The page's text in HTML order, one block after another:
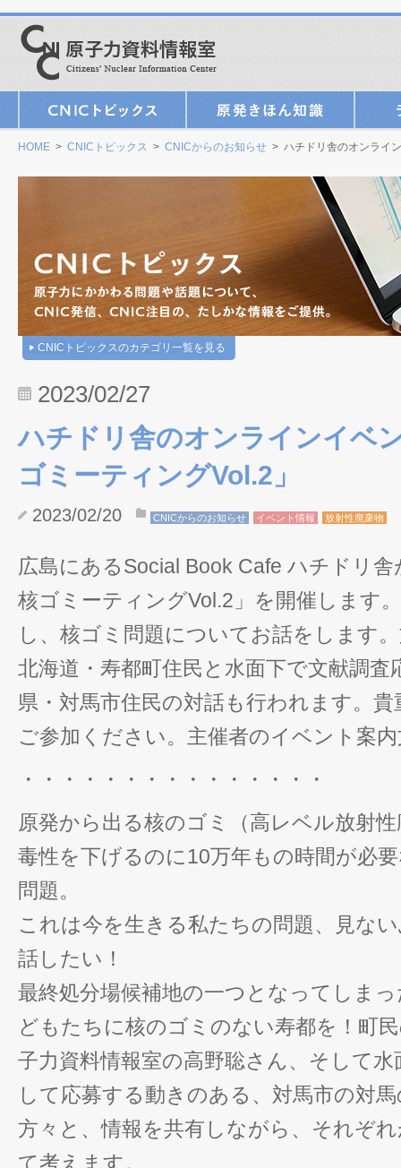
HOME > CNICトピックス > CNICからのお知らせ > ハチドリ舎のオンライ
CNICトピックスのカテゴリ一覧を見る
2023/02/27
ハチドリ舎のオンラインイベ
ゴミーティングVol.2」
2023/02/20 CNICからのお知らせ イベント情報 放射性廃棄物
広島にあるSocial Book Cafe ハチドリ
核ゴミーティングVol.2」を開催します
し、核ゴミ問題についてお話をします
北海道・寿都町住民と水面下で文献調
県・対馬市住民の対話も行われます。
ご参加ください。主催者のイベント案
・・・・・・・・・・・・・・・
原発から出る核のゴミ（高レベル放射
毒性を下げるのに10万年もの時間が必
問題。
これは今を生きる私たちの問題、見な
話したい！
最終処分場候補地の一つとなってしま
どもたちに核のゴミのない寿都を！町
子力資料情報室の高野聡さん、そして
して応募する動きのある、対馬市の対
方々と、情報を共有しながら、それぞ
て考えます。